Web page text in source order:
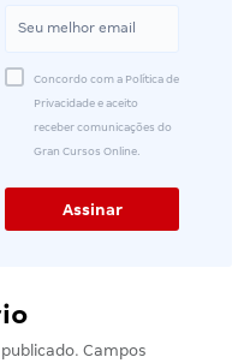
Concordo com a Política de
Privacidade e aceito
receber comunicações do
Gran Cursos Online.
Campos